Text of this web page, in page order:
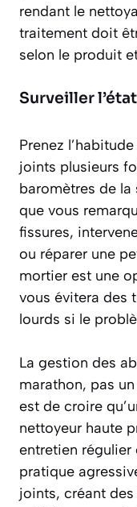
rendant le
traitement doit
selon le produit
Surveiller
Prenez
joints plusieurs
baromètres de la
que vous
fissures,
ou réparer une
mortier est une
vous évitera des
lourds si le
La gestion des
marathon, pas
est de croire
nettoyeur haute
entretien régulier
pratique
joints, créant